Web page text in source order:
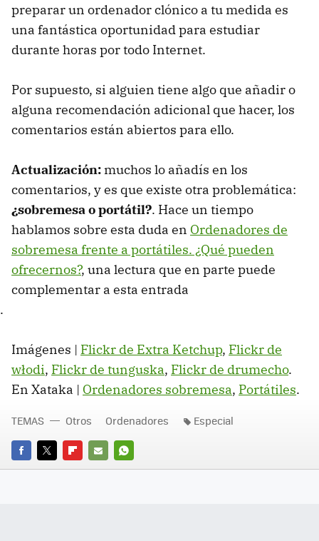
preparar un ordenador clónico a tu medida es
una fantástica oportunidad para estudiar
durante horas por todo Internet.
Por supuesto, si alguien tiene algo que añadir o
alguna recomendación adicional que hacer, los
comentarios están abiertos para ello.
Actualización: muchos lo añadís en los
comentarios, y es que existe otra problemática:
¿sobremesa o portátil?. Hace un tiempo
hablamos sobre esta duda en Ordenadores de
sobremesa frente a portátiles. ¿Qué pueden
ofrecernos?, una lectura que en parte puede
complementar a esta entrada
.
Imágenes | Flickr de Extra Ketchup, Flickr de
włodi, Flickr de tunguska, Flickr de drumecho.
En Xataka | Ordenadores sobremesa, Portátiles.
FACEBOOK
TWITTERFLIPBOARD
E-
WHATSAPP
TEMAS Otros Ordenadores Especial